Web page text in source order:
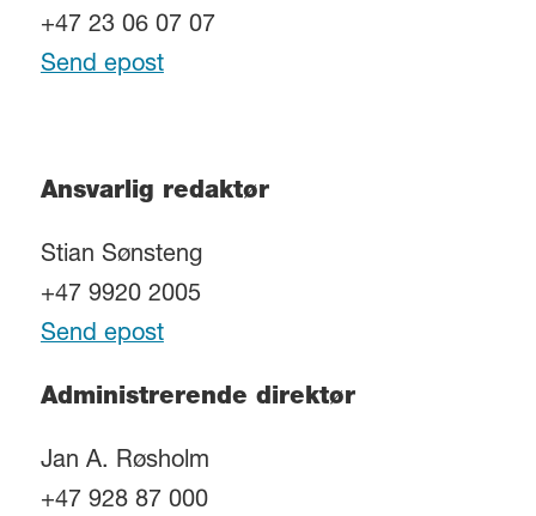
+47 23 06 07 07
Send epost
Ansvarlig redaktør
Stian Sønsteng
+47 9920 2005
Send epost
Administrerende direktør
Jan A. Røsholm
+47 928 87 000